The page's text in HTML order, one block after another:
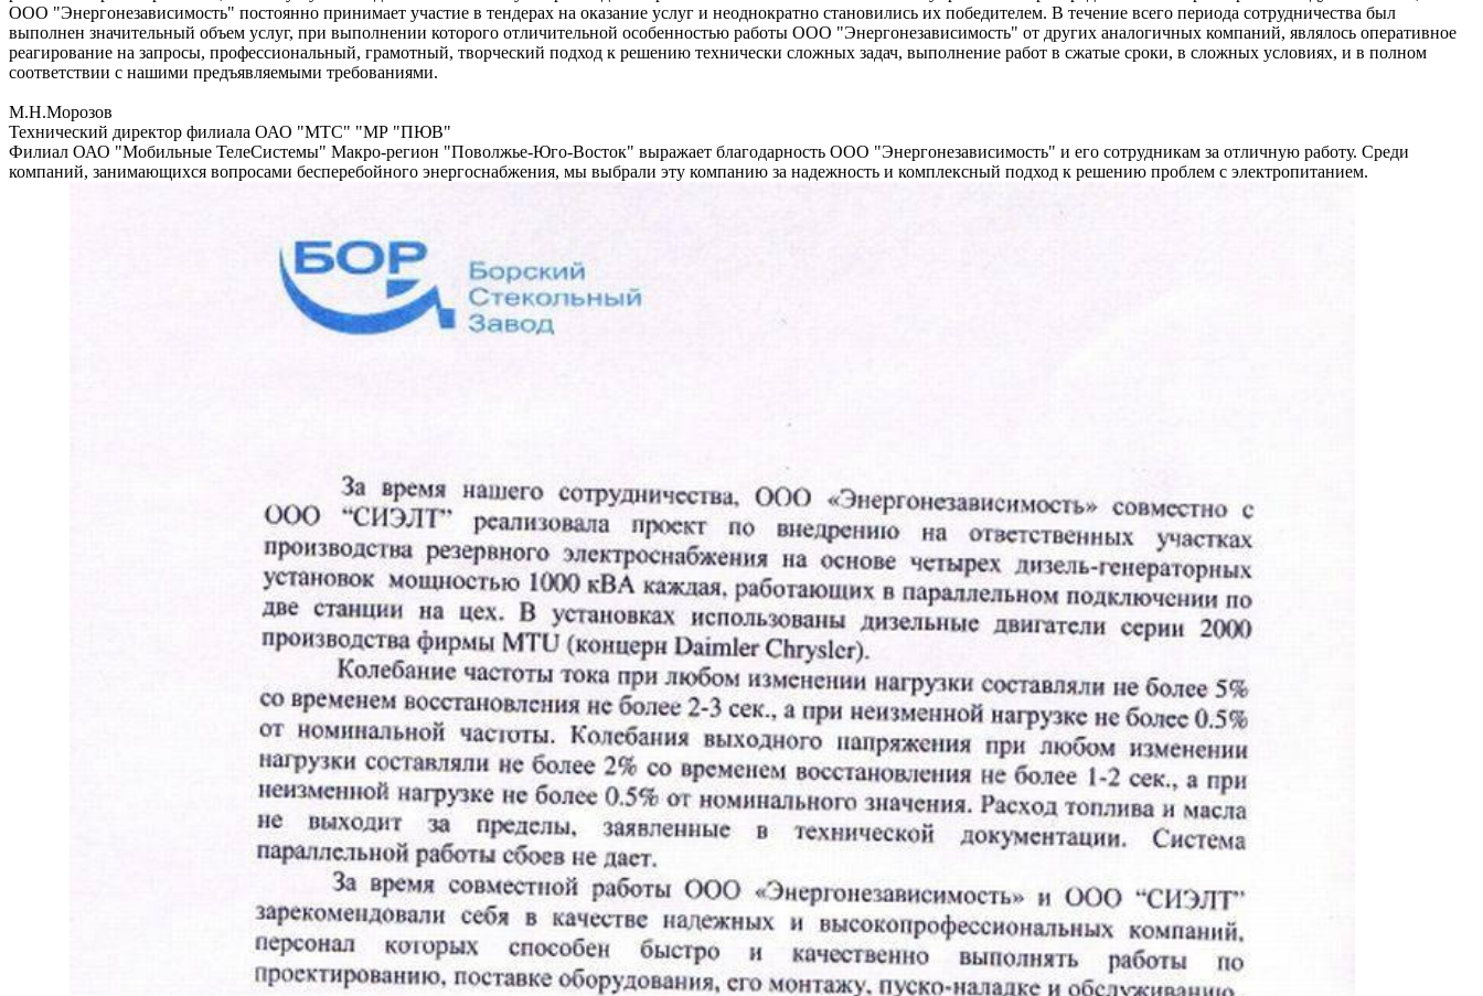
ООО "Энергонезависимость" постоянно принимает участие в тендерах на оказание услуг и неоднократно становились их победителем. В течение всего периода сотрудничества был
выполнен значительный объем услуг, при выполнении которого отличительной особенностью работы ООО "Энергонезависимость" от других аналогичных компаний, являлось оперативное
реагирование на запросы, профессиональный, грамотный, творческий подход к решению технически сложных задач, выполнение работ в сжатые сроки, в сложных условиях, и в полном
соответствии с нашими предъявляемыми требованиями.
М.Н.Морозов
Технический директор филиала ОАО "МТС" "МР "ПЮВ"
Филиал ОАО "Мобильные ТелеСистемы" Макро-регион "Поволжье-Юго-Восток" выражает благодарность ООО "Энергонезависимость" и его сотрудникам за отличную работу. Среди
компаний, занимающихся вопросами бесперебойного энергоснабжения, мы выбрали эту компанию за надежность и комплексный подход к решению проблем с электропитанием.